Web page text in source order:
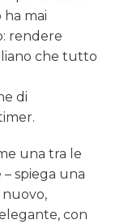
ha mai
rendere
che tutto
di
una tra le
spiega una
nuovo,
con